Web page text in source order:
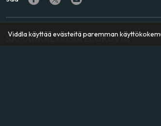
SAMANKALTAISIA ELOKUVIA
Viddla käyttää evästeitä paremman